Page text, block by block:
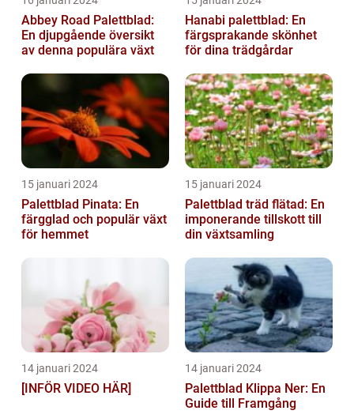
Abbey Road Palettblad:
En djupgående översikt
av denna populära växt
Hanabi palettblad: En
färgsprakande skönhet
för dina trädgårdar
15 januari 2024
Palettblad Pinata: En
färgglad och populär växt
för hemmet
15 januari 2024
Palettblad träd flätad: En
imponerande tillskott till
din växtsamling
14 januari 2024
[INFÖR VIDEO HÄR]
14 januari 2024
Palettblad Klippa Ner: En
Guide till Framgång